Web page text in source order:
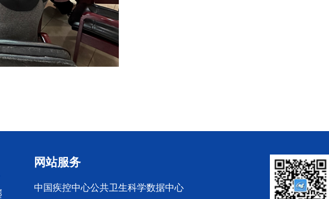
网站服务
中国疾控中心公共卫生科学数据中心